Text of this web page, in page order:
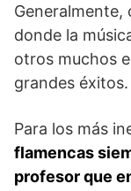
Generalmente,
donde la
otros muchos
grandes éxitos.
Para los más
flamencas
profesor que